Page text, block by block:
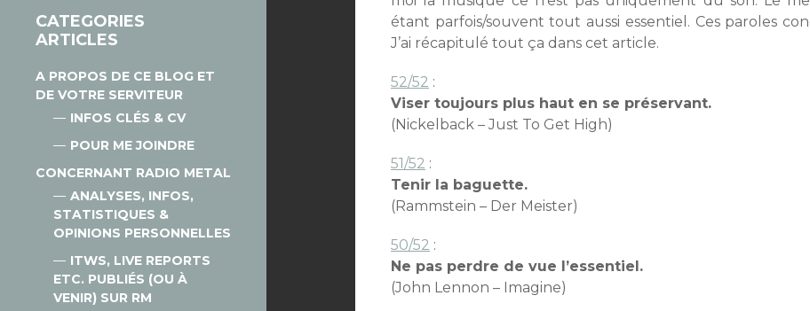
CATEGORIES
ARTICLES
A PROPOS DE CE BLOG ET
DE VOTRE SERVITEUR
INFOS CLÉS & CV
POUR ME JOINDRE
CONCERNANT RADIO METAL
ANALYSES, INFOS,
STATISTIQUES &
OPINIONS PERSONNELLES
ITWS, LIVE REPORTS
ETC. PUBLIÉS (OU À
VENIR) SUR RM
étant parfois/souvent tout aussi essentiel. Ces paroles
J’ai récapitulé tout ça dans cet article.
52/52 :
Viser toujours plus haut en se préservant.
(Nickelback – Just To Get High)
51/52 :
Tenir la baguette.
(Rammstein – Der Meister)
50/52 :
Ne pas perdre de vue l’essentiel.
(John Lennon – Imagine)